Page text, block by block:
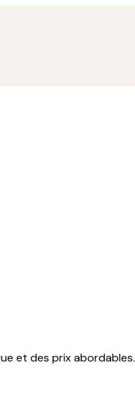
et des prix abordables.